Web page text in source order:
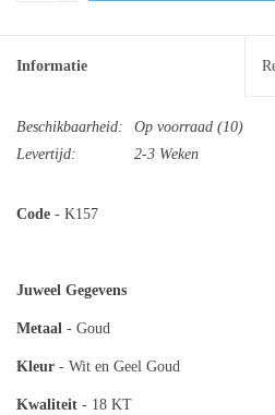
Informatie
Beschikbaarheid: Op voorraad (10)
Levertijd:
2-3 Weken
Code - K157
Juweel Gegevens
Metaal -
Kleur - Wit en Geel
Kwaliteit - 18